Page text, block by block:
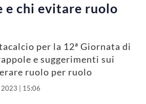
e chi evitare ruolo
per la 12ª Giornata di
e suggerimenti sui
ruolo per ruolo
2023 | 15:06